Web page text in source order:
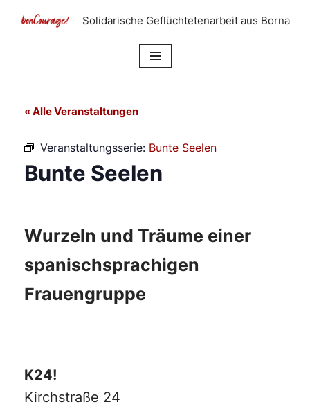
Solidarische Geflüchtetenarbeit aus Borna
« Alle Veranstaltungen
Veranstaltungsserie: Bunte Seelen
Bunte Seelen
Wurzeln und Träume einer
spanischsprachigen
Frauengruppe
K24!
Kirchstraße 24